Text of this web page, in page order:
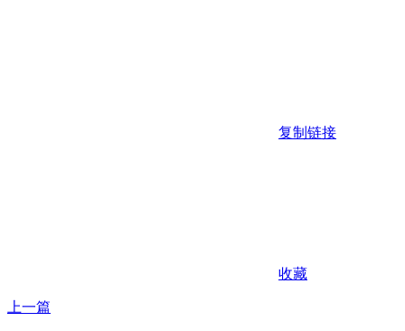
复制链接
收藏
上一篇